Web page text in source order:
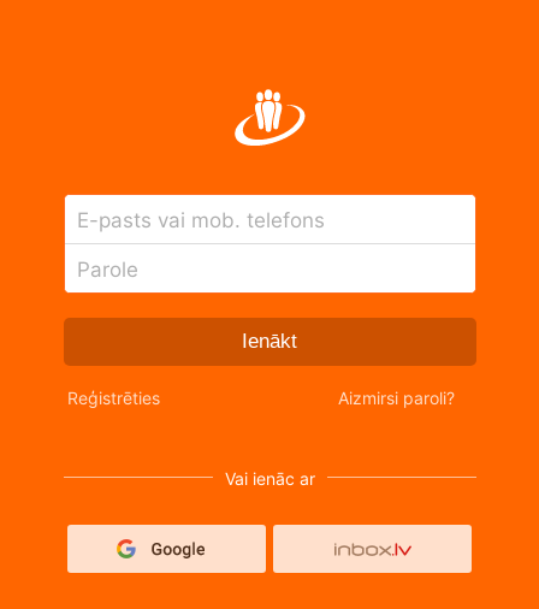
E-pasts vai mob. telefons
Parole
Ienākt
Reģistrēties Aizmirsi paroli?
Vai ienāc ar